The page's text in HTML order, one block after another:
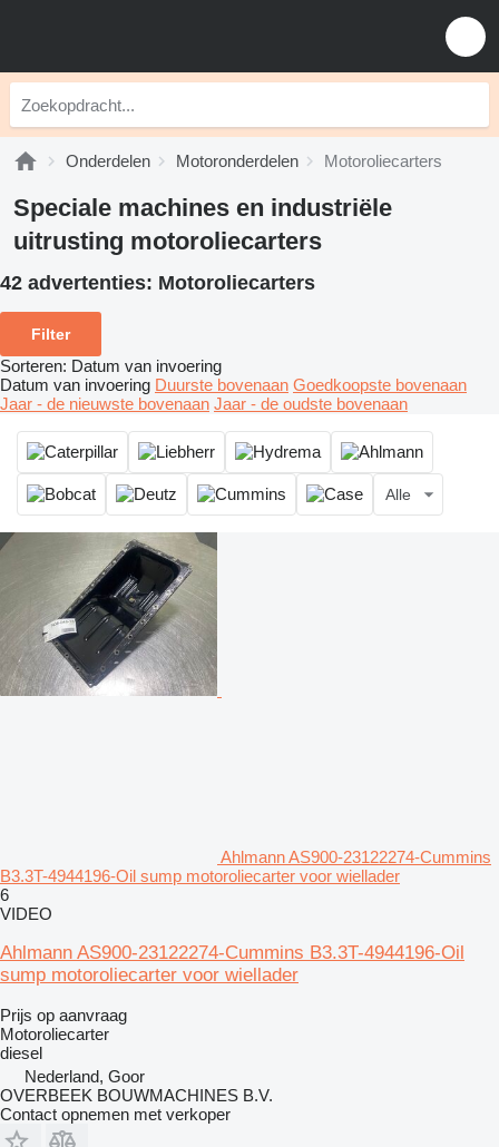
Onderdelen Motoronderdelen Motoroliecarters
Speciale machines en industriële
uitrusting motoroliecarters
42 advertenties: Motoroliecarters
Filter
Sorteren: Datum van invoering
Datum van invoering Duurste bovenaan Goedkoopste bovenaan
Jaar - de nieuwste bovenaan Jaar - de oudste bovenaan
Alle
Ahlmann AS900-23122274-Cummins
B3.3T-4944196-Oil sump motoroliecarter voor wiellader
6
VIDEO
Ahlmann AS900-23122274-Cummins B3.3T-4944196-Oil
sump motoroliecarter voor wiellader
Prijs op aanvraag
Motoroliecarter
diesel
Nederland, Goor
OVERBEEK BOUWMACHINES B.V.
Contact opnemen met verkoper